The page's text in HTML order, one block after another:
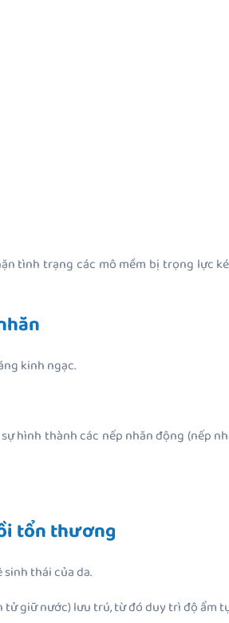
tình trạng các mô mềm bị trọng lực
kinh ngạc.
hình thành các nếp nhăn động (nếp
tổn thương
thái của da.
giữ nước) lưu trú, từ đó duy trì độ ẩm